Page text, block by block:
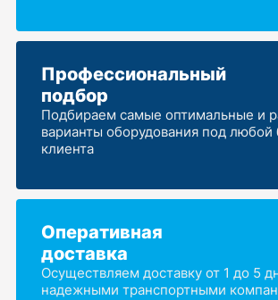
Профессиональный
подбор
Подбираем самые оптимальные и
варианты оборудования под
клиента
Оперативная
доставка
Осуществляем доставку от 1 до 5
надежными транспортными